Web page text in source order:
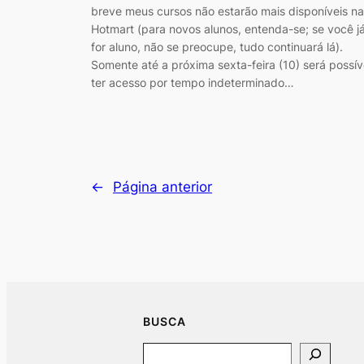
breve meus cursos não estarão mais disponíveis na
Hotmart (para novos alunos, entenda-se; se você
for aluno, não se preocupe, tudo continuará lá).
Somente até a próxima sexta-feira (10) será
ter acesso por tempo indeterminado…
← Página anterior
BUSCA